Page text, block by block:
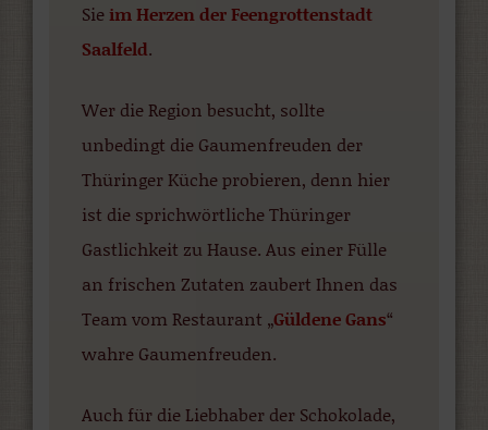
Sieim Herzen der Feengrottenstadt
Saalfeld.
Wer die Region besucht, sollte
unbedingt die Gaumenfreuden der
Thüringer Küche probieren, denn hier
ist die sprichwörtliche Thüringer
Gastlichkeit zu Hause. Aus einer Fülle
an frischen Zutaten zaubert Ihnen das
Team vom Restaurant „Güldene Gans“
wahre Gaumenfreuden.
Auch für die Liebhaber der Schokolade,